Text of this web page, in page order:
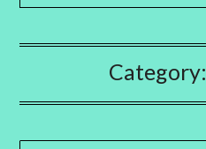
Category: